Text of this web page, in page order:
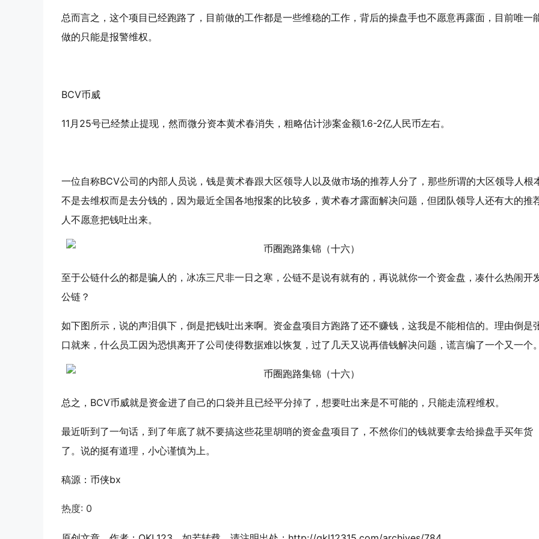
总而言之，这个项目已经跑路了，目前做的工作都是一些维稳的工作，背后的操盘手也不愿意再露面，目前唯一
做的只能是报警维权。
BCV币威
11月25号已经禁止提现，然而微分资本黄术春消失，粗略估计涉案金额1.6-2亿人民币左右。
一位自称BCV公司的内部人员说，钱是黄术春跟大区领导人以及做市场的推荐人分了，那些所谓的大区领导人根
不是去维权而是去分钱的，因为最近全国各地报案的比较多，黄术春才露面解决问题，但团队领导人还有大的推
人不愿意把钱吐出来。
至于公链什么的都是骗人的，冰冻三尺非一日之寒，公链不是说有就有的，再说就你一个资金盘，凑什么热闹开
公链？
如下图所示，说的声泪俱下，倒是把钱吐出来啊。资金盘项目方跑路了还不赚钱，这我是不能相信的。理由倒是
口就来，什么员工因为恐惧离开了公司使得数据难以恢复，过了几天又说再借钱解决问题，谎言编了一个又一个。
总之，BCV币威就是资金进了自己的口袋并且已经平分掉了，想要吐出来是不可能的，只能走流程维权。
最近听到了一句话， 到了年底了就不要搞这些花里胡哨的资金盘项目了，不然你们的钱就要拿去给操盘手买年货
了。说的挺有道理，小心谨慎为上。
稿源：币侠bx
热度: 0